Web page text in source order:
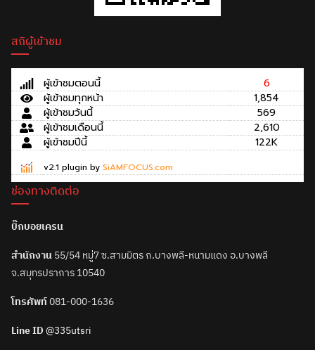
สถิผู้เข้าชม
ผู้เข้าชมตอนนี้
6
ผู้เข้าชมทุกหน้า
1,854
ผู้เข้าชมวันนี้
569
ผู้เข้าชมเดือนนี้
2,610
ผู้เข้าชมปีนี้
122K
v2.1 plugin by SiAMFOCUS.com
ช่องทางติดต่อ
บิ๊กบอยเครน
สำนักงาน 55/54 หมู่7 ซ.สามมิตร ถ.บางพลี-หนามแดง อ.บางพลี
จ.สมุทรปราการ 10540
โทรศัพท์081-000-1636
Line ID @335utsri